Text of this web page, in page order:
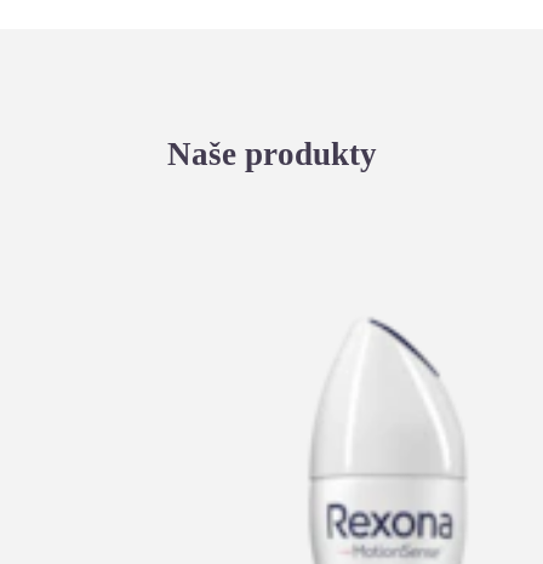
Naše produkty